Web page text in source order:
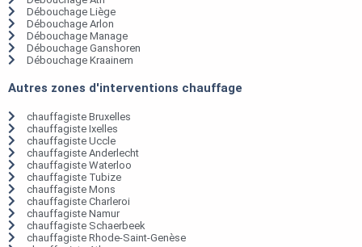
Débouchage Liège
Débouchage Arlon
Débouchage Manage
Débouchage Ganshoren
Débouchage Kraainem
Autres zones d'interventions chauffage
chauffagiste Bruxelles
chauffagiste Ixelles
chauffagiste Uccle
chauffagiste Anderlecht
chauffagiste Waterloo
chauffagiste Tubize
chauffagiste Mons
chauffagiste Charleroi
chauffagiste Namur
chauffagiste Schaerbeek
chauffagiste Rhode-Saint-Genèse